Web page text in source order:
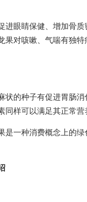
眼睛保健、增加骨质
果对咳嗽、气喘有独
的种子有促进胃肠消
同样可以满足其正常
一种消费概念上的绿